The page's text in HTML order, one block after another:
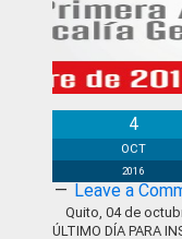
Boletín
4
OCT
2016
Leave a
Quito, 04 de
ÚLTIMO DÍA PARA